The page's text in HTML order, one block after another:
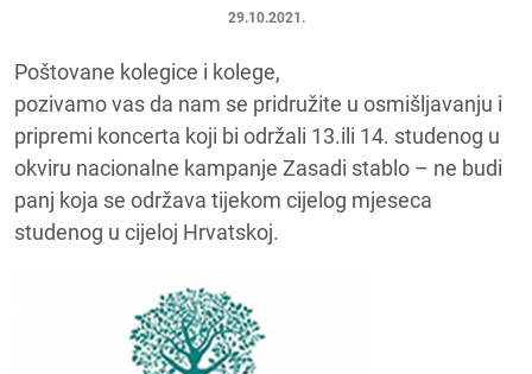
29.10.2021.
Poštovane kolegice i kolege,
pozivamo vas da nam se pridružite u osmišljavanju i
pripremi koncerta koji bi održali 13.ili 14. studenog u
okviru nacionalne kampanje Zasadi stablo – ne budi
panj koja se održava tijekom cijelog mjeseca
studenog u cijeloj Hrvatskoj.